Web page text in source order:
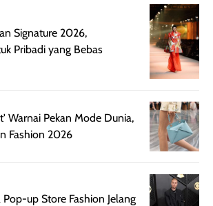
Signature 2026,
Pribadi yang Bebas
Warnai Pekan Mode Dunia,
Fashion 2026
Pop-up Store Fashion Jelang